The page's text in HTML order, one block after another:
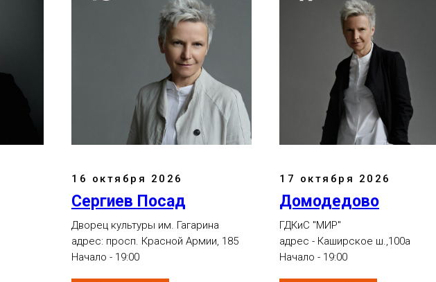
16 октября 2026
Сергиев Посад
Дворец культуры им. Гагарина
адрес: просп. Красной Армии, 185
Начало - 19:00
17 октября 2026
Домодедово
ГДКиС "МИР"
адрес - Каширское ш.,100а
Начало - 19:00